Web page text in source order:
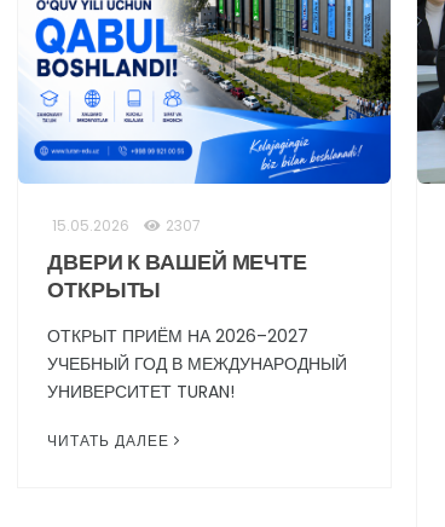
15.05.2026 2307
ДВЕРИ К ВАШЕЙ МЕЧТЕ
ОТКРЫТЫ
ОТКРЫТ ПРИЁМ НА 2026–2027
УЧЕБНЫЙ ГОД В МЕЖДУНАРОДНЫЙ
УНИВЕРСИТЕТ TURAN!
ЧИТАТЬ ДАЛЕЕ